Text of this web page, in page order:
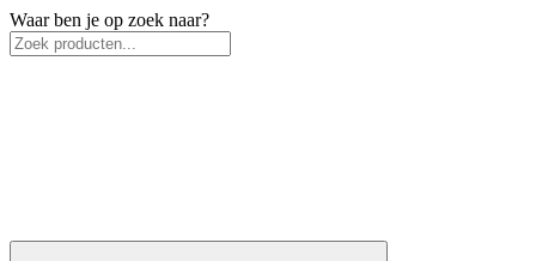
Waar ben je op zoek naar?